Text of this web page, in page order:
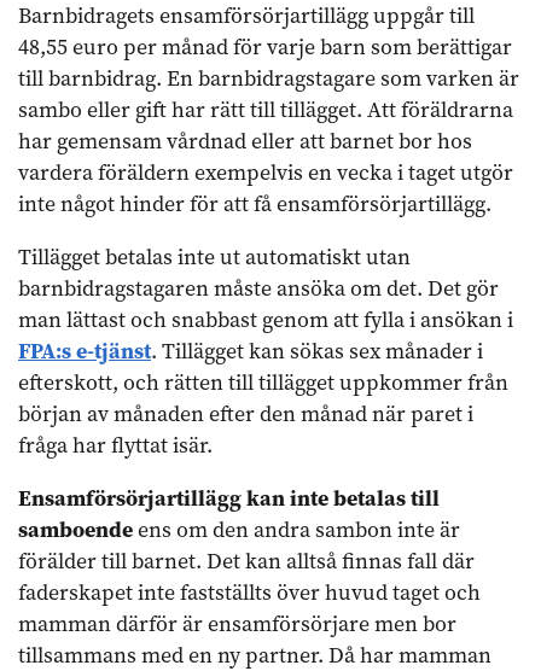
Barnbidragets ensamförsörjartillägg uppgår till
48,55 euro per månad för varje barn som berättigar
till barnbidrag. En barnbidragstagare som varken är
sambo eller gift har rätt till tillägget. Att föräldrarna
har gemensam vårdnad eller att barnet bor hos
vardera föräldern exempelvis en vecka i taget utgör
inte något hinder för att få ensamförsörjartillägg.
Tillägget betalas inte ut automatiskt utan
barnbidragstagaren måste ansöka om det. Det gör
man lättast och snabbast genom att fylla i ansökan i
FPA:s e-tjänst. Tillägget kan sökas sex månader i
efterskott, och rätten till tillägget uppkommer från
början av månaden efter den månad när paret i
fråga har flyttat isär.
Ensamförsörjartillägg kan inte betalas till
samboendeens om den andra sambon inte är
förälder till barnet. Det kan alltså finnas fall där
faderskapet inte fastställts över huvud taget och
mamman därför är ensamförsörjare men bor
tillsammans med en ny partner. Då har mamman